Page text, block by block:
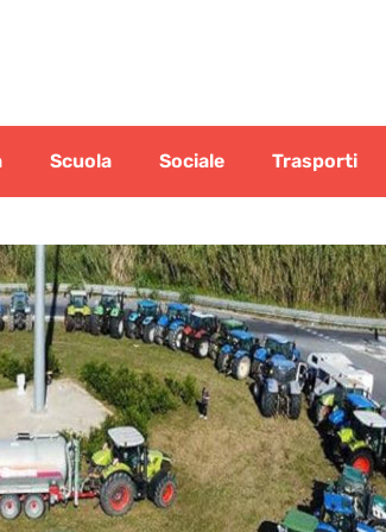
Scuola Sociale Trasporti